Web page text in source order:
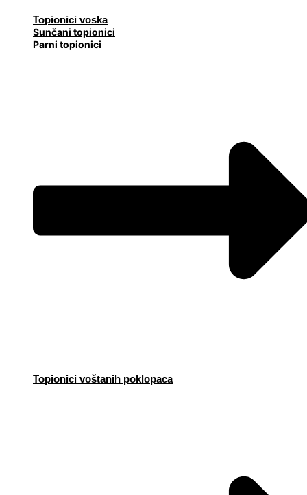
Topionici voska
Sunčani topionici
Parni topionici
Topionici voštanih poklopaca